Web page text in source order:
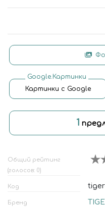
Google.Картинки
Картинки с Google
1
Общий рейтинг
(голосов: 0)
Код
Бренд